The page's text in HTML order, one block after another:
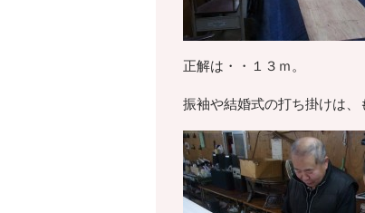
正解は・・１３ｍ。
振袖や結婚式の打ち掛けは、